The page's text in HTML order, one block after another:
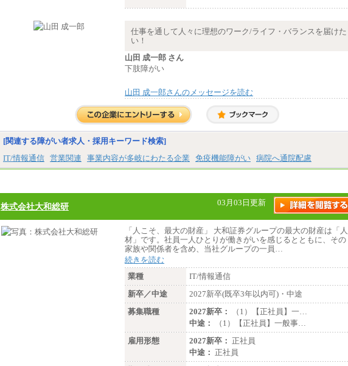
※卓越した能力、高度な技術や実績をお持ち
揮できると認められる場合は、 上記の給与に
関わらず個別設定することがあります
※営業職に支給するインセンティブは除く
※試用期間中も給与に変更はございません
中途：
基本月給／20万5000円以上(正社員・準社
※経験、能力を考慮の上、当社規定によ
り優遇いたします
仕事を通して人々に理想のワーク/ライフ・バランスを届けた
い！
山田 成一郎 さん
下肢障がい
山田 成一郎さんのメッセージを読む
[関連する障がい者求人・採用キーワード検索]
IT/情報通信 営業関連 事業内容が多岐にわたる企業 免疫機能障がい 病院へ通院配慮
株式会社大和総研 03月03日更新
「人こそ、最大の財産」 大和証券グループの最大の財産は「人
材」です。社員一人ひとりが働きがいを感じるとともに、その
家族や関係者を含め、当社グループの一員…
続きを読む
業種
IT/情報通信
新卒／中途
2027新卒(既卒3年以内可)・中途
募集職種
2027新卒：
（1）【正社員】一…
中途：
（1）【正社員】一般事…
雇用形態
2027新卒： 正社員
中途： 正社員